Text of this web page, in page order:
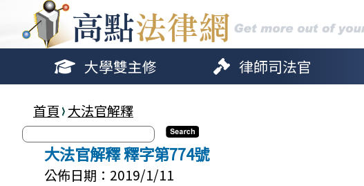
大學雙主修 律師司法官
首頁 大法官解釋
大法官解釋 釋字第774號
公佈日期：2019/1/11